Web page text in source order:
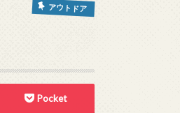
アウトドア
Pocket